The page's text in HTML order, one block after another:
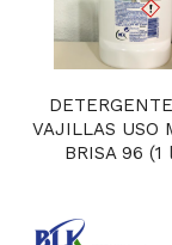
VAJILLAS USO
BRISA 96 (1